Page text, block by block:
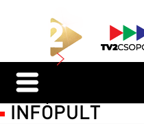
INFÓPULT